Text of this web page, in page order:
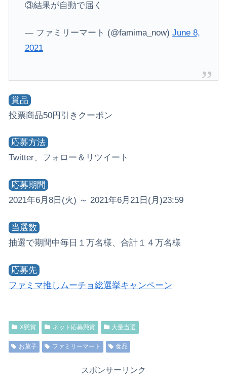
③結果が自動で届く
— ファミリーマート (@famima_now) June 8,
2021
賞品
投票商品50円引きクーポン
応募方法
Twitter、フォロー＆リツイート
応募期間
2021年6月8日(火) ～ 2021年6月21日(月)23:59
当選数
抽選で期間中毎日１万名様、合計１４万名様
応募先
ファミマ推しムーチョ総選挙キャンペーン
X懸賞 ネット応募懸賞 大量当選
お菓子 ファミリーマート 食品
スポンサーリンク